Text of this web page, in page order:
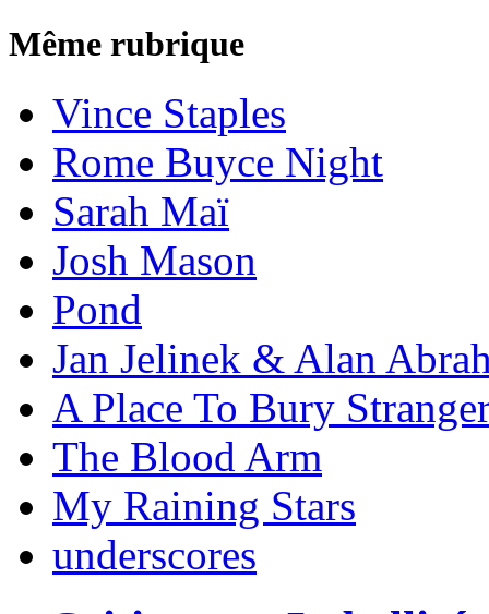
Même rubrique
Vince Staples
Rome Buyce Night
Sarah Maï
Josh Mason
Pond
Jan Jelinek & Alan
A Place To Bury
The Blood Arm
My Raining Stars
underscores